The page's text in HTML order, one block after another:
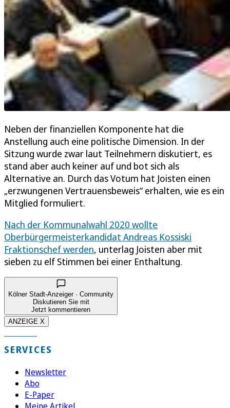
Neben der finanziellen Komponente hat die
Anstellung auch eine politische Dimension. In der
Sitzung wurde zwar laut Teilnehmern diskutiert, es
stand aber auch keiner auf und bot sich als
Alternative an. Durch das Votum hat Joisten einen
„erzwungenen Vertrauensbeweis“ erhalten, wie es ein
Mitglied formuliert.
Nach der Kommunalwahl 2020 wollte
Oberbürgermeisterkandidat Andreas Kossiski
Fraktionschef werden, unterlag Joisten aber mit
sieben zu elf Stimmen bei einer Enthaltung.
Kölner Stadt-Anzeiger · Community
Diskutieren Sie mit
Jetzt kommentieren
ANZEIGE X
SERVICES
Newsletter
Abo
E-Paper
Meine Artikel